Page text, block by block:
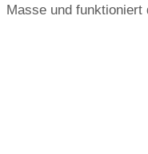
Masse und